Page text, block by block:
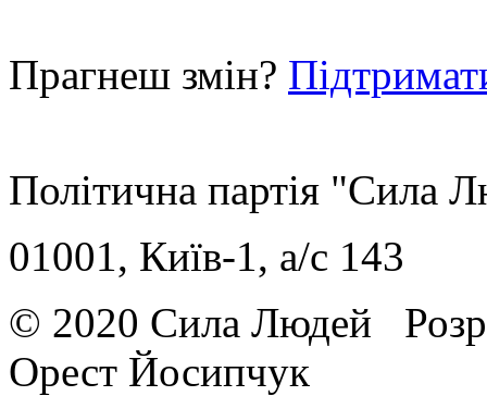
Прагнеш змін?
Політична партія "Сила
01001, Київ-1, a/c 143
© 2020 Сила Людей
Орест Йосипчук